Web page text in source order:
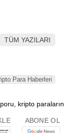
TÜM YAZILARI
Para Haberleri
ABONE OL